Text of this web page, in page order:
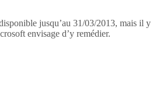
jusqu’au 31/03/2013, mais il y
envisage d’y remédier.